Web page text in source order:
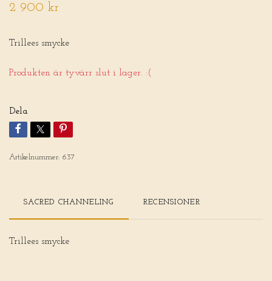
2 900 kr
Trillees smycke
Produkten är tyvärr slut i lager. :(
Dela
Artikelnummer: 637
SACRED CHANNELING RECENSIONER
Trillees smycke